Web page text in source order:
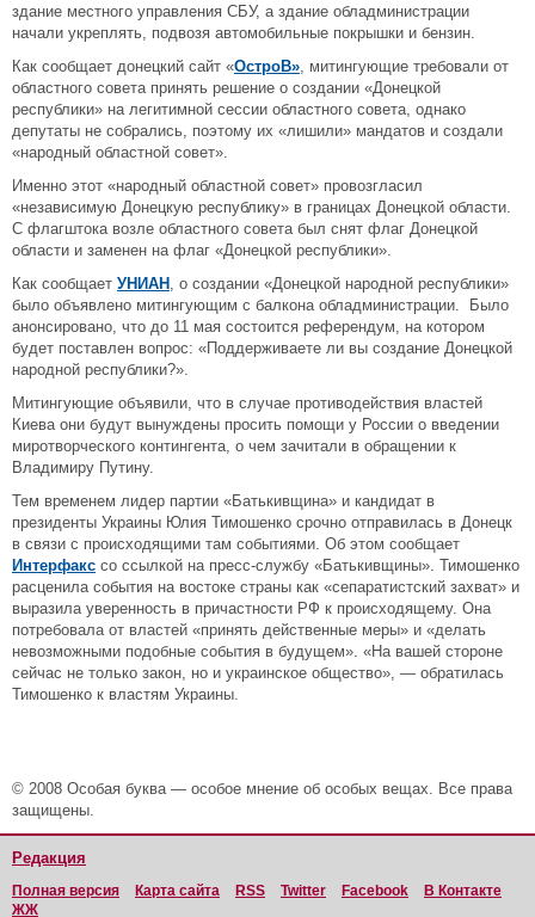
здание местного управления СБУ, а здание обладминистрации
начали укреплять, подвозя автомобильные покрышки и бензин.
Как сообщает донецкий сайт «ОстроВ», митингующие требовали от
областного совета принять решение о создании «Донецкой
республики» на легитимной сессии областного совета, однако
депутаты не собрались, поэтому их «лишили» мандатов и создали
«народный областной совет».
Именно этот «народный областной совет» провозгласил
«независимую Донецкую республику» в границах Донецкой области.
С флагштока возле областного совета был снят флаг Донецкой
области и заменен на флаг «Донецкой республики».
Как сообщает УНИАН , о создании «Донецкой народной республики»
было объявлено митингующим с балкона обладминистрации. Было
анонсировано, что до 11 мая состоится референдум, на котором
будет поставлен вопрос: «Поддерживаете ли вы создание Донецкой
народной республики?».
Митингующие объявили, что в случае противодействия властей
Киева они будут вынуждены просить помощи у России о введении
миротворческого контингента, о чем зачитали в обращении к
Владимиру Путину.
Тем временем лидер партии «Батькивщина» и кандидат в
президенты Украины Юлия Тимошенко срочно отправилась в Донецк
в связи с происходящими там событиями. Об этом сообщает
Интерфакс со ссылкой на пресс-службу «Батькивщины». Тимошенко
расценила события на востоке страны как «сепаратистский захват» и
выразила уверенность в причастности РФ к происходящему. Она
потребовала от властей «принять действенные меры» и «делать
невозможными подобные события в будущем». «На вашей стороне
сейчас не только закон, но и украинское общество», — обратилась
Тимошенко к властям Украины.
© 2008 Особая буква — особое мнение об особых вещах. Все права
защищены.
Редакция
Полная версия Карта сайта RSS Twitter Facebook
В Контакте
ЖЖ